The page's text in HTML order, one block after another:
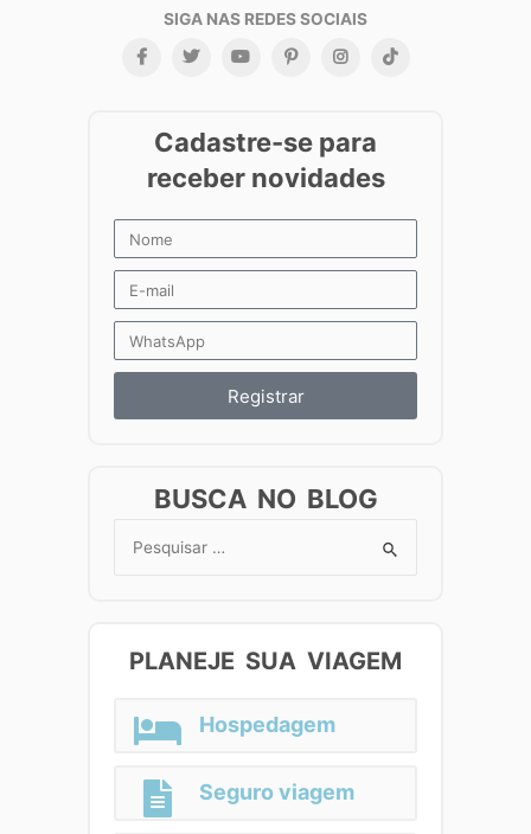
Registrar
BUSCA NO BLOG
Search
PLANEJE SUA VIAGEM
Hospedagem
Seguro viagem